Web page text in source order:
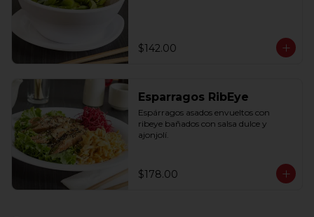
$142.00
Esparragos RibEye
Espárragos asados envueltos con
ribeye bañados con salsa dulce y
ajonjolí.
$178.00